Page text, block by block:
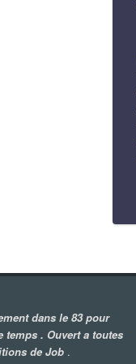
dans le 83 pour
temps . Ouvert a toutes
de Job .